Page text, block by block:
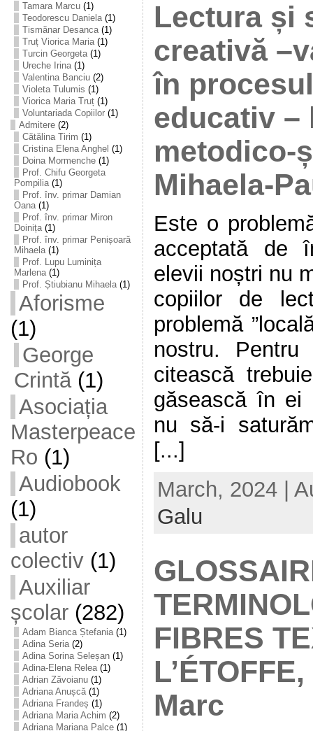
Tamara Marcu(1)
Teodorescu Daniela(1)
Tismănar Desanca(1)
Truț Viorica Maria(1)
Turcin Georgeta(1)
Ureche Irina(1)
Valentina Banciu(2)
Violeta Tulumis (1)
Viorica Maria Truț(1)
Voluntariada Copiilor(1)
Admitere(2)
Cătălina Tirim (1)
Cristina Elena Anghel (1)
Doina Mormenche(1)
Prof. Chifu Georgeta
Pompilia(1)
Prof. înv. primar Damian
Oana(1)
Prof. înv. primar Miron
Doinița(1)
Prof. înv. primar Penișoară
Mihaela(1)
Prof. Lupu Luminița
Marlena(1)
Prof. Știubianu Mihaela(1)
Aforisme
(1)
George
Crintă(1)
Asociația
Masterpeace
Ro (1)
Audiobook
(1)
autor
colectiv(1)
Auxiliar
școlar(282)
Adam Bianca Ștefania(1)
Adina Seria(2)
Adina Sorina Seleșan(1)
Adina-Elena Relea(1)
Adrian Zăvoianu(1)
Adriana Anușcă(1)
Adriana Frandeș (1)
Adriana Maria Achim (2)
Adriana Mariana Palce(1)
Lectura și
creativă
în
educativ –
metodico-
Mihaela-
Este o
acceptată de
elevii noștri nu
copiilor de
problemă
nostru.
citească
găsească în ei
nu să-i
[...]
March, 2024 |
Galu
FIBRES
Marc